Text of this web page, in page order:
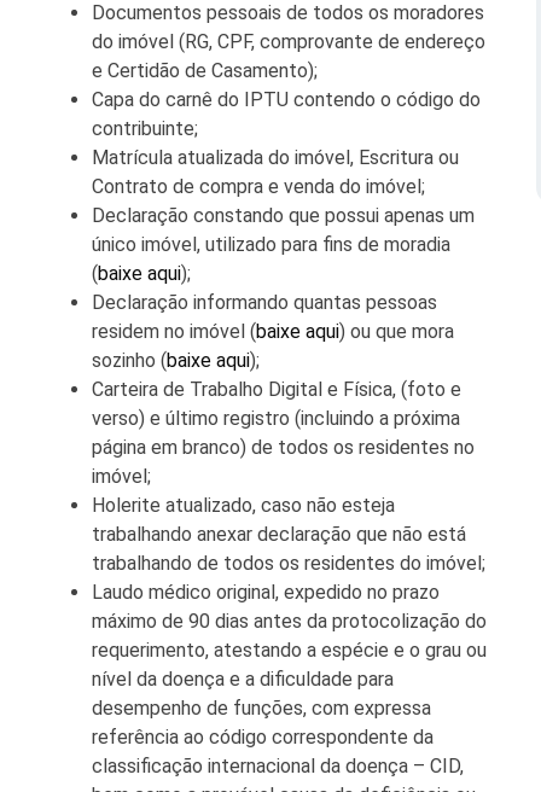
Documentos pessoais de todos os moradores
do imóvel (RG, CPF, comprovante de endereço
e Certidão de Casamento);
Capa do carnê do IPTU contendo o código do
contribuinte;
Matrícula atualizada do imóvel, Escritura ou
Contrato de compra e venda do imóvel;
Declaração constando que possui apenas um
único imóvel, utilizado para fins de moradia
(baixe aqui);
Declaração informando quantas pessoas
residem no imóvel (baixe aqui) ou que mora
sozinho (baixe aqui);
Carteira de Trabalho Digital e Física, (foto e
verso) e último registro (incluindo a próxima
página em branco) de todos os residentes no
imóvel;
Holerite atualizado, caso não esteja
trabalhando anexar declaração que não está
trabalhando de todos os residentes do imóvel;
Laudo médico original, expedido no prazo
máximo de 90 dias antes da protocolização do
requerimento, atestando a espécie e o grau ou
nível da doença e a dificuldade para
desempenho de funções, com expressa
referência ao código correspondente da
classificação internacional da doença – CID,